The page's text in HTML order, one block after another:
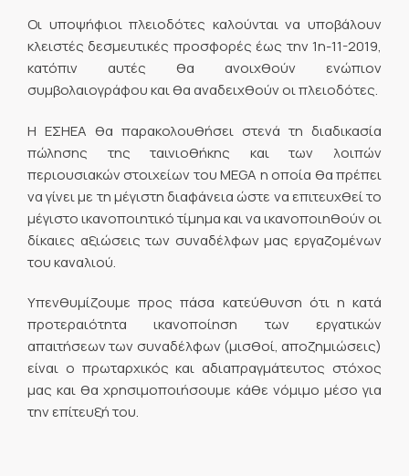
Οι υποψήφιοι πλειοδότες καλούνται να υποβάλουν
κλειστές δεσμευτικές προσφορές έως την 1η-11-2019,
κατόπιν αυτές θα ανοιχθούν ενώπιον
συμβολαιογράφου και θα αναδειχθούν οι πλειοδότες.
Η ΕΣΗΕΑ θα παρακολουθήσει στενά τη διαδικασία
πώλησης της ταινιοθήκης και των λοιπών
περιουσιακών στοιχείων του MEGA η οποία θα πρέπει
να γίνει με τη μέγιστη διαφάνεια ώστε να επιτευχθεί το
μέγιστο ικανοποιητικό τίμημα και να ικανοποιηθούν οι
δίκαιες αξιώσεις των συναδέλφων μας εργαζομένων
του καναλιού.
Υπενθυμίζουμε προς πάσα κατεύθυνση ότι η κατά
προτεραιότητα ικανοποίηση των εργατικών
απαιτήσεων των συναδέλφων (μισθοί, αποζημιώσεις)
είναι ο πρωταρχικός και αδιαπραγμάτευτος στόχος
μας και θα χρησιμοποιήσουμε κάθε νόμιμο μέσο για
την επίτευξή του.